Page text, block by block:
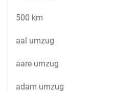
500 km
aal umzug
aare umzug
adam umzug